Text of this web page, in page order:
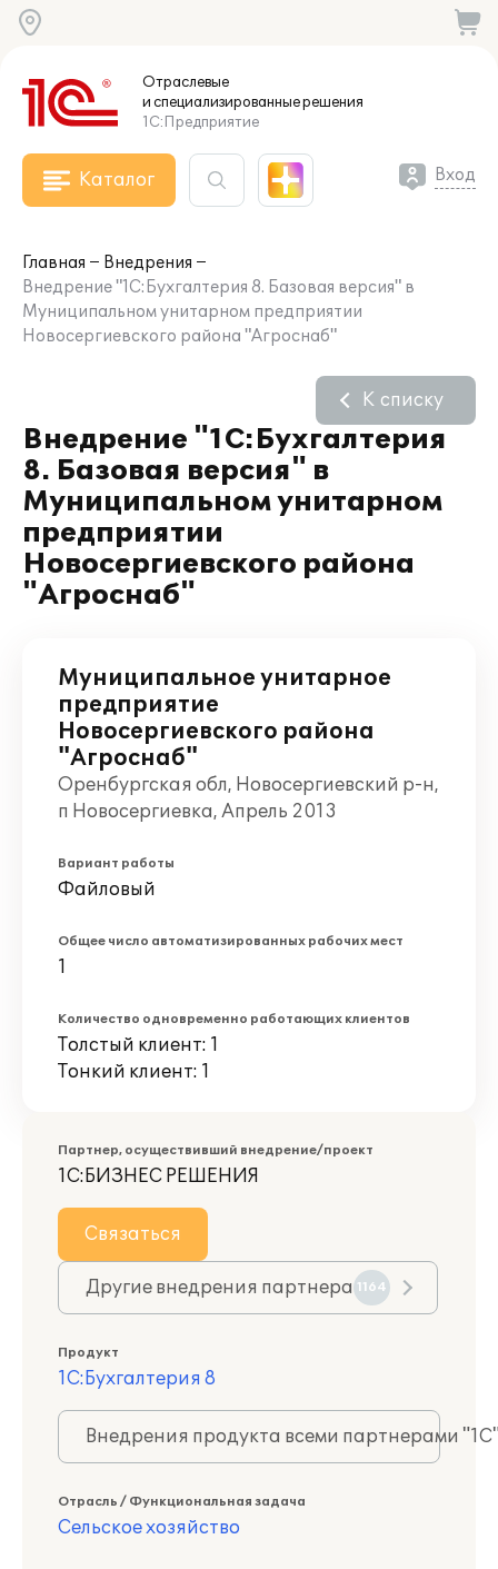
Отраслевые
и специализированныерешения
1С:Предприятие
Каталог Вход
Главная
Внедрения
Внедрение "1С:Бухгалтерия 8. Базовая версия" в
Муниципальном унитарном предприятии
Новосергиевского района "Агроснаб"
Внедрение "1С:Бухгалтерия
8. Базовая версия" в
Муниципальном унитарном
предприятии
Новосергиевского района
"Агроснаб"
К списку
Муниципальное унитарное
предприятие
Новосергиевского района
"Агроснаб"
Оренбургская обл, Новосергиевский р-н,
п Новосергиевка, Апрель 2013
Вариант работы
Файловый
Общее число автоматизированных рабочих мест
1
Количество одновременно работающих клиентов
Толстый клиент: 1
Тонкий клиент: 1
Партнер, осуществивший внедрение/проект
1С:БИЗНЕС РЕШЕНИЯ
Связаться
Другие внедрения партнера 1164
Продукт
1С:Бухгалтерия 8
Внедрения продукта всеми партнерами
Отрасль / Функциональная задача
Сельское хозяйство